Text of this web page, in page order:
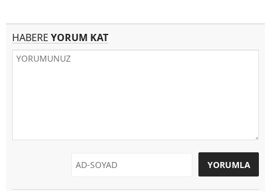
HABERE YORUM KAT